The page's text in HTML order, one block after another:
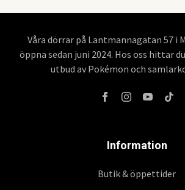
Våra dörrar på Lantmannagatan 57 i
öppna sedan juni 2024. Hos oss hittar
utbud av Pokémon och
Information
Butik & öppettider